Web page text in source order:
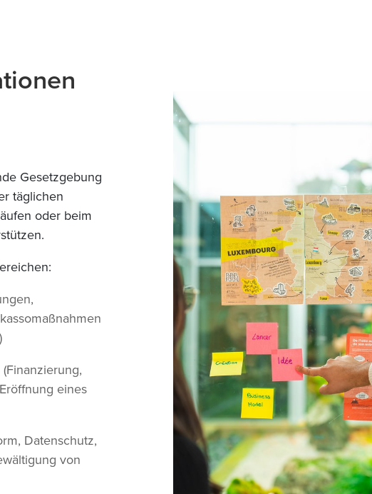
Gesetzgebung
täglichen
oder beim
(Finanzierung,
eines
Datenschutz,
von